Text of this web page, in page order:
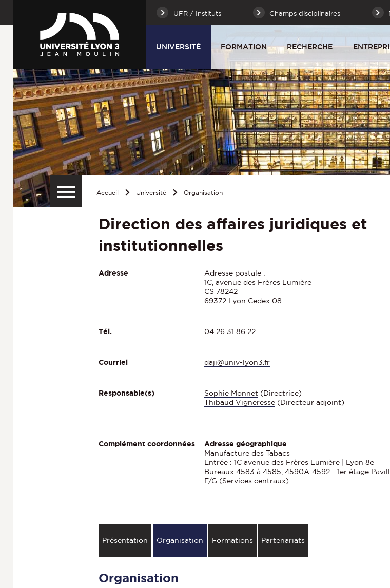
UFR / Instituts Champs disciplinaires
UNIVERSITÉ FORMATION RECHERCHE
Accueil Université Organisation
Direction des affaires juridiques et
institutionnelles
Adresse
Adresse postale :
1C, avenue des Frères Lumière
CS 78242
69372 Lyon Cedex 08
Tél. 04 26 31 86 22
Courriel daji@univ-lyon3.fr
Responsable(s) Sophie Monnet (Directrice)
Thibaud Vigneresse (Directeur adjoint)
Complément coordonnées
Adresse géographique
Manufacture des Tabacs
Entrée : 1C avenue des Frères Lumière | Lyon 8e
Bureaux 4583 à 4585, 4590A-4592 - 1er étage
F/G (Services centraux)
Présentation Organisation Formations Partenariats
Organisation